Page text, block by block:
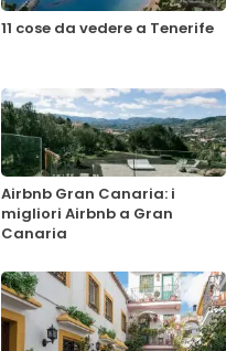
11 cose da vedere a Tenerife
Airbnb Gran Canaria: i
migliori Airbnb a Gran
Canaria